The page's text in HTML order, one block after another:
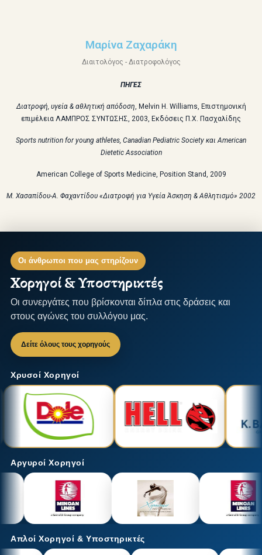
Μαρίνα Ζαχαράκη
Διαιτολόγος - Διατροφολόγος
ΠΗΓΕΣ
Διατροφή, υγεία & αθλητική απόδοση, Melvin H. Williams, Επιστημονική
επιμέλεια ΛΑΜΠΡΟΣ ΣΥΝΤΩΣΗΣ, 2003, Εκδόσεις Π.Χ. Πασχαλίδης
Sports nutrition for young athletes, Canadian Pediatric Society και American
Dietetic Association
American College of Sports Medicine, Position Stand, 2009
Μ. Χασαπίδου-Α. Φαχαντίδου «Διατροφή για Υγεία Άσκηση & Αθλητισμό» 2002
Οι άνθρωποι που μας στηρίζουν
Χορηγοί & Υποστηρικτές
Οι συνεργάτες που βρίσκονται δίπλα στις δράσεις και
στους αγώνες του συλλόγου μας.
Δείτε όλους τους χορηγούς
Χρυσοί Χορηγοί
Αργυροί Χορηγοί
Απλοί Χορηγοί & Υποστηρικτές